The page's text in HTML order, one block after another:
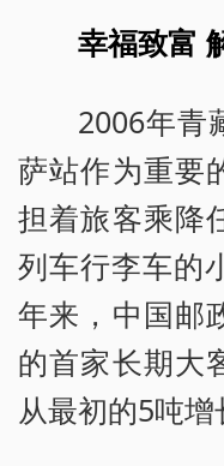
幸福致富
2006年青
萨站作为重要
担着旅客乘降
列车行李车的
年来，中国邮
的首家长期大
从最初的5吨增